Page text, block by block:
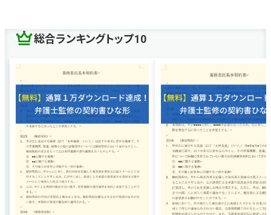
総合ランキングトップ10